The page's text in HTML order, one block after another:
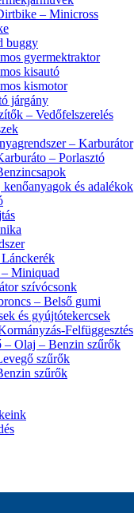
– Minicross
buggy
gyermektraktor
kisautó
kismotor
járgány
– Vedőfelszerelés
– Karburátor
– Porlasztó
és adalékok
Miniquad
szívócsonk
– Belső gumi
és gyújtótekercsek
Felfüggesztés
– Olaj – Benzin szűrők
szűrők
szűrők